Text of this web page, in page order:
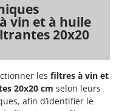
vin et à huile
20x20
les filtres à vin et
20x20 cm selon leurs
afin d’identifier le